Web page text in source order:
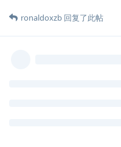
ronaldoxzb 回复了此帖